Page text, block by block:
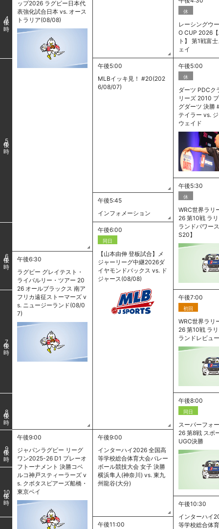
ップ2026 ラグビー日本代
表強化試合日本 vs. オース
トラリア(08/08)
4
休
レーシングウ
O CUP 2026
ト】 第1戦富
ェイ
5
午後5:00
MLBイッキ見！ #20(202
6/08/07)
午後5:00
休
ダーツ PDCク
リーズ 2010
グダーツ 決勝
テイラー vs.
ウェイド
午後5:30
休
WRC世界ラリ
26 第10戦 ラ
ランドパワー
S20】
午後5:45
インフォメーション
6
午後6:00
同日
【山本由伸 登板試合】メ
ジャーリーグ中継2026ダ
イヤモンドバックス vs. ド
ジャース(08/08)
午後6:30
ラグビー グレイテスト・
ライバルリー・ツアー 20
26 オールブラックス 南ア
フリカ遠征ストーマーズ v
s. ニュージーランド(08/0
7)
7
午後7:00
初回
WRC世界ラリ
26 第10戦 ラ
ランドレビュー
8
午後8:00
同日
スーパーフォ
26 第8戦 スポ
UGO決勝
9
午後9:00
ジャパンラグビー リーグ
ワン2025-26 D1 プレーオ
フトーナメント 決勝コベ
ルコ神戸スティーラーズ v
s. クボタスピアーズ船橋・
東京ベイ
午後9:00
インターハイ2026 全国高
等学校総合体育大会バレー
ボール競技大会 女子 決勝
横浜隼人(神奈川) vs. 東九
州龍谷(大分)
10
午後10:30
インターハイ
等学校総合体
午後11:00